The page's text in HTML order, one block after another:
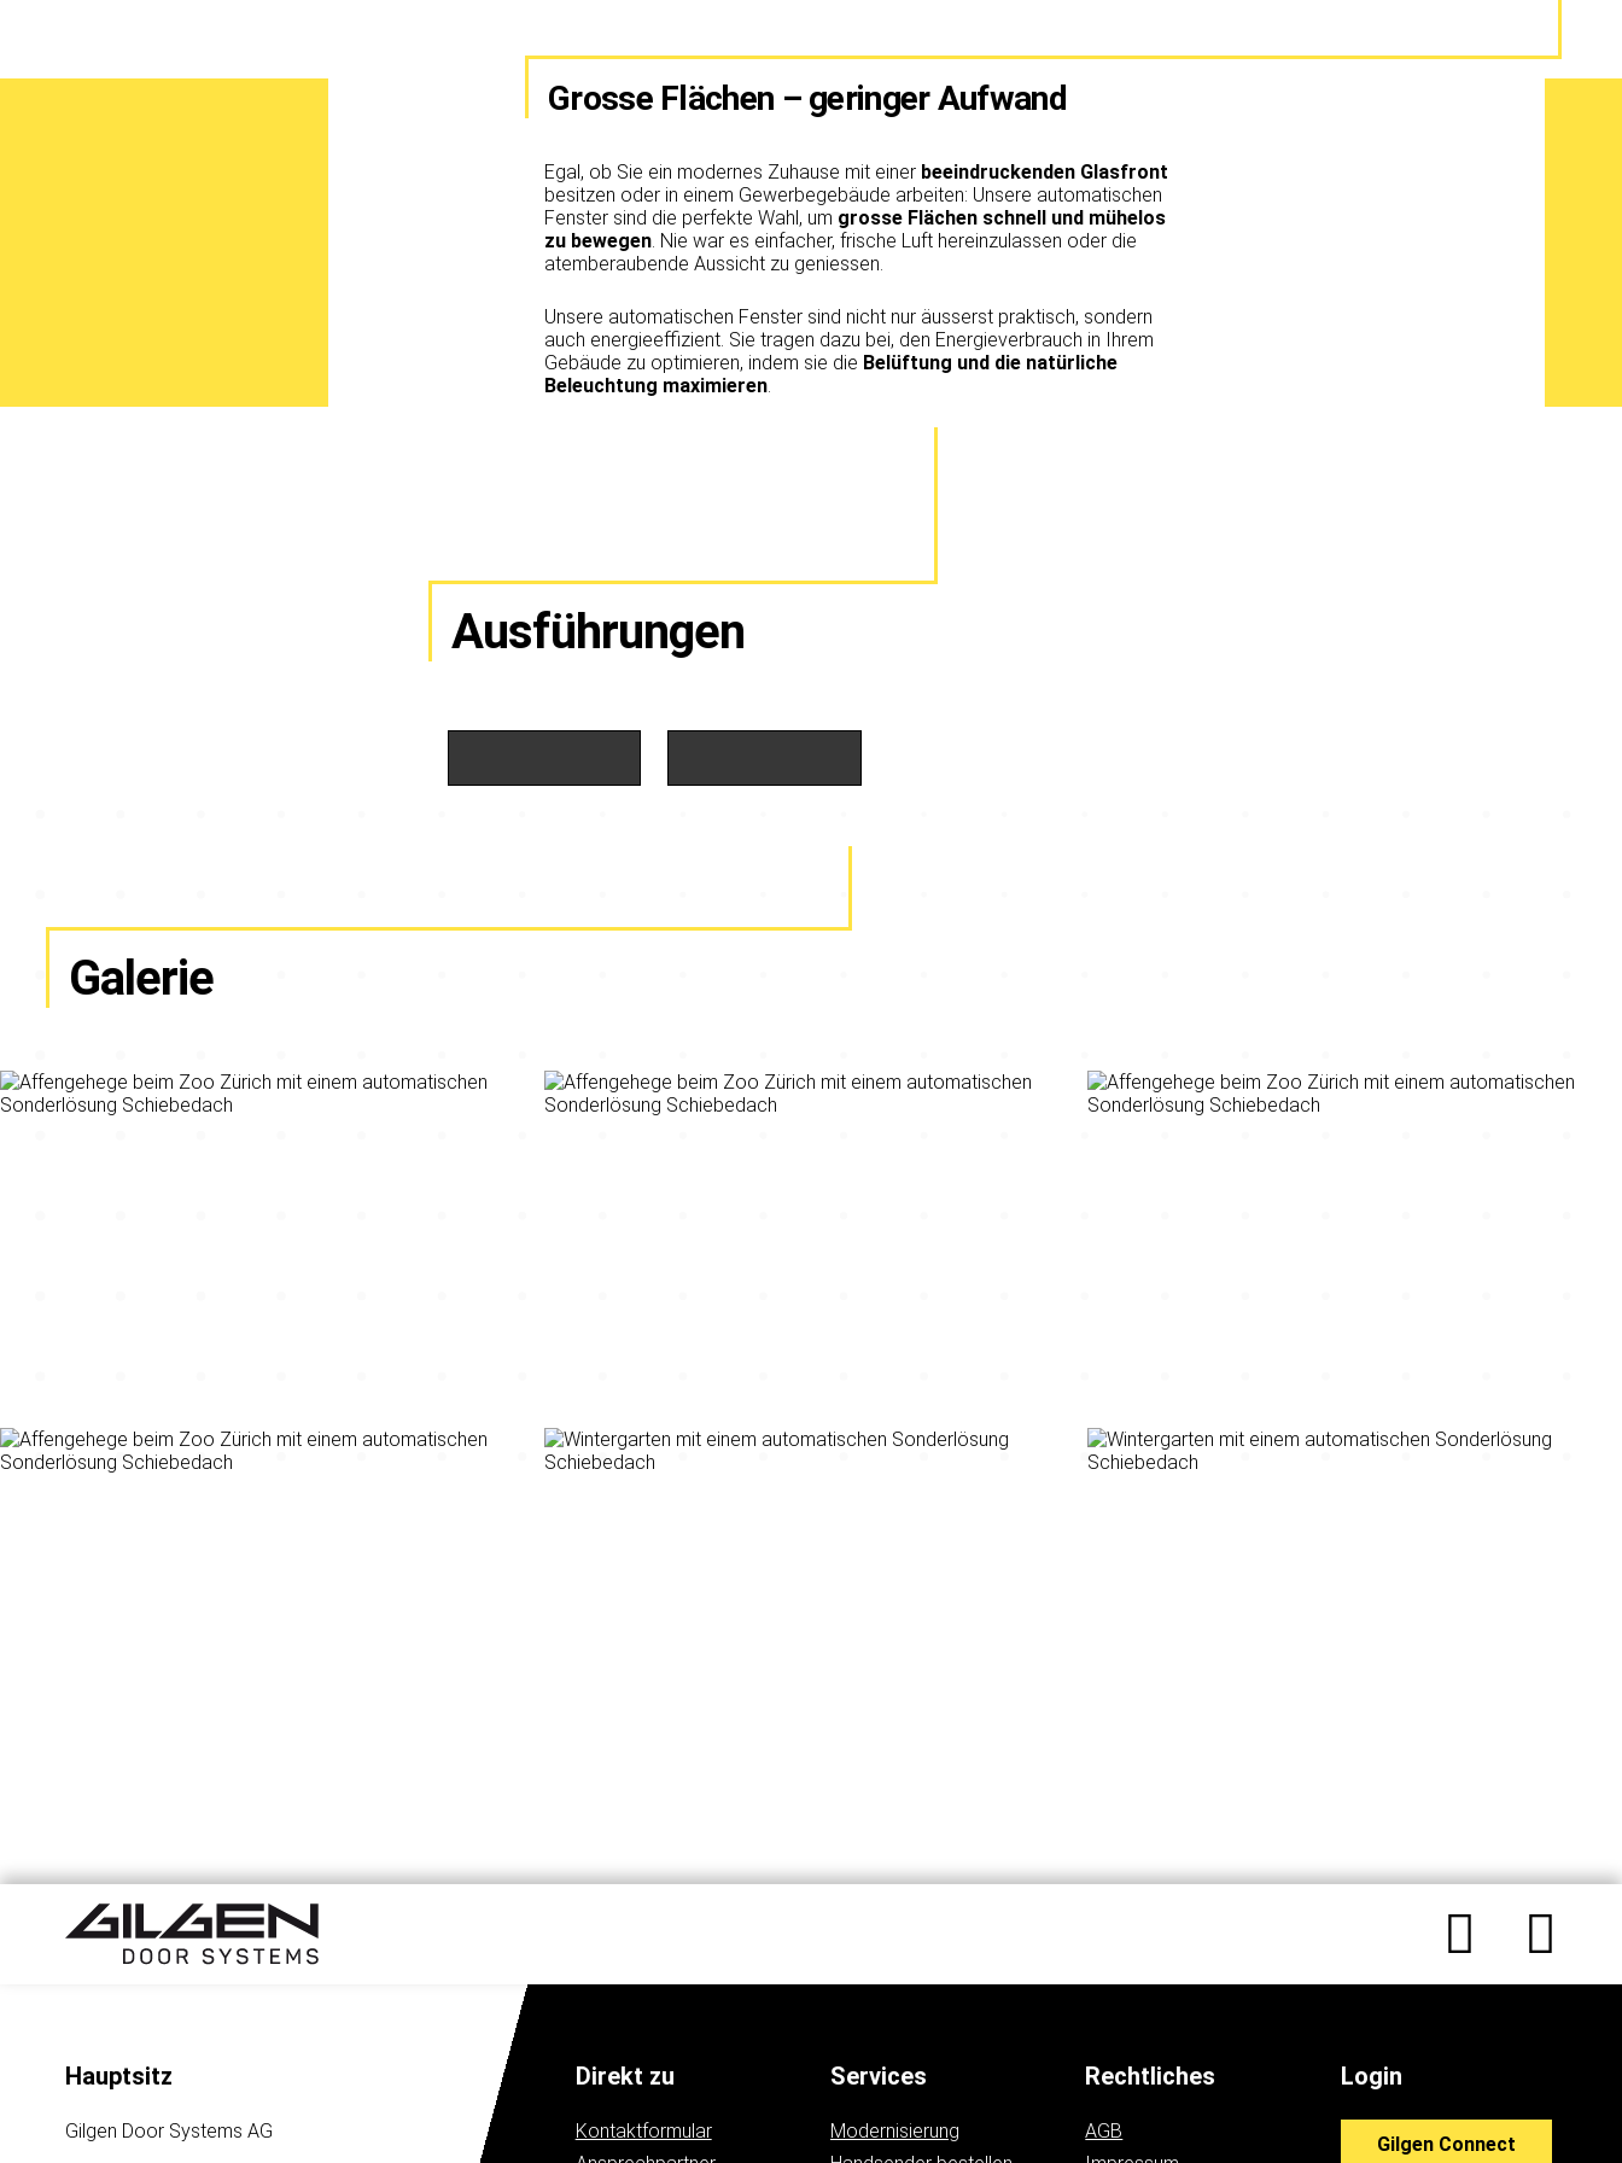
Grosse Flächen – geringer Aufwand
Egal, ob Sie ein modernes Zuhause mit einer beeindruckenden Glasfront
besitzen oder in einem Gewerbegebäude arbeiten: Unsere automatischen
Fenster sind die perfekte Wahl, um grosse Flächen schnell und mühelos
zu bewegen. Nie war es einfacher, frische Luft hereinzulassen oder die
atemberaubende Aussicht zu geniessen.
Unsere automatischen Fenster sind nicht nur äusserst praktisch, sondern
auch energieeffizient. Sie tragen dazu bei, den Energieverbrauch in Ihrem
Gebäude zu optimieren, indem sie die Belüftung und die natürliche
Beleuchtung maximieren.
Ausführungen
Galerie
Hauptsitz
Gilgen Door Systems AG
Direkt zu
Kontaktformular
Services
Modernisierung
Rechtliches
AGB
Login
Gilgen Connect